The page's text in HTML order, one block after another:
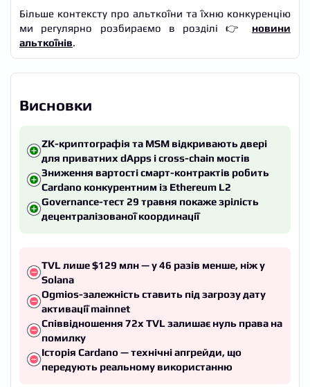
Більше контексту про альткоїни та їхню конкуренцію
ми регулярно розбираємо в розділі 👉 новини
альткоїнів.
Висновки
ZK-криптографія та MSM відкривають двері
для приватних dApps і cross-chain мостів
Зниження вартості смарт-контрактів робить
Cardano конкурентним із Ethereum L2
Governance-тест 29 травня покаже зрілість
децентралізованої координації
TVL лише $129 млн — у 46 разів менше, ніж у
Solana
Ogmios-залежність ставить під загрозу дату
активації mainnet
Співвідношення 72x TVL залишає нуль права на
помилку
Історія Cardano — технічні апгрейди, що
передують реальному використанню